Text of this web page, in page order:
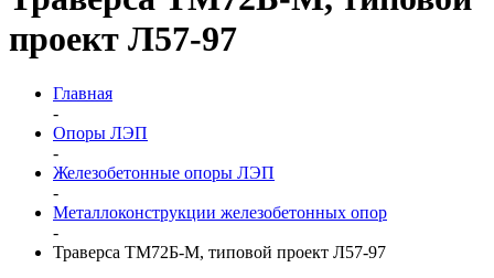
проект Л57-97
Главная
-
Опоры ЛЭП
-
Железобетонные опоры ЛЭП
-
Металлоконструкции железобетонных опор
-
Траверса ТМ72Б-М, типовой проект Л57-97